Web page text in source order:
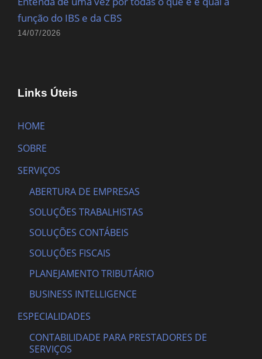
função do IBS e da CBS
14/07/2026
Links Úteis
HOME
SOBRE
SERVIÇOS
ABERTURA DE EMPRESAS
SOLUÇÕES TRABALHISTAS
SOLUÇÕES CONTÁBEIS
SOLUÇÕES FISCAIS
PLANEJAMENTO TRIBUTÁRIO
BUSINESS INTELLIGENCE
ESPECIALIDADES
CONTABILIDADE PARA PRESTADORES DE
SERVIÇOS